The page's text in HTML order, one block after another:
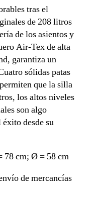
tras el
de 208 litros
de los asientos y
Air-Tex de alta
garantiza un
sólidas patas
que la silla
los altos niveles
son algo
desde su
78 cm; Ø = 58 cm
de mercancías